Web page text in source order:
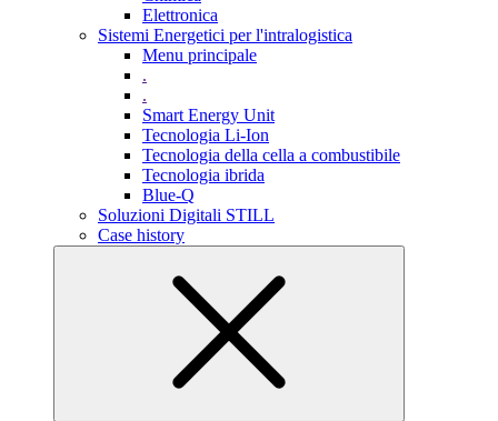
Elettronica
Sistemi Energetici per l'intralogistica
Menu principale
.
.
Smart Energy Unit
Tecnologia Li-Ion
Tecnologia della cella a combustibile
Tecnologia ibrida
Blue-Q
Soluzioni Digitali STILL
Case history